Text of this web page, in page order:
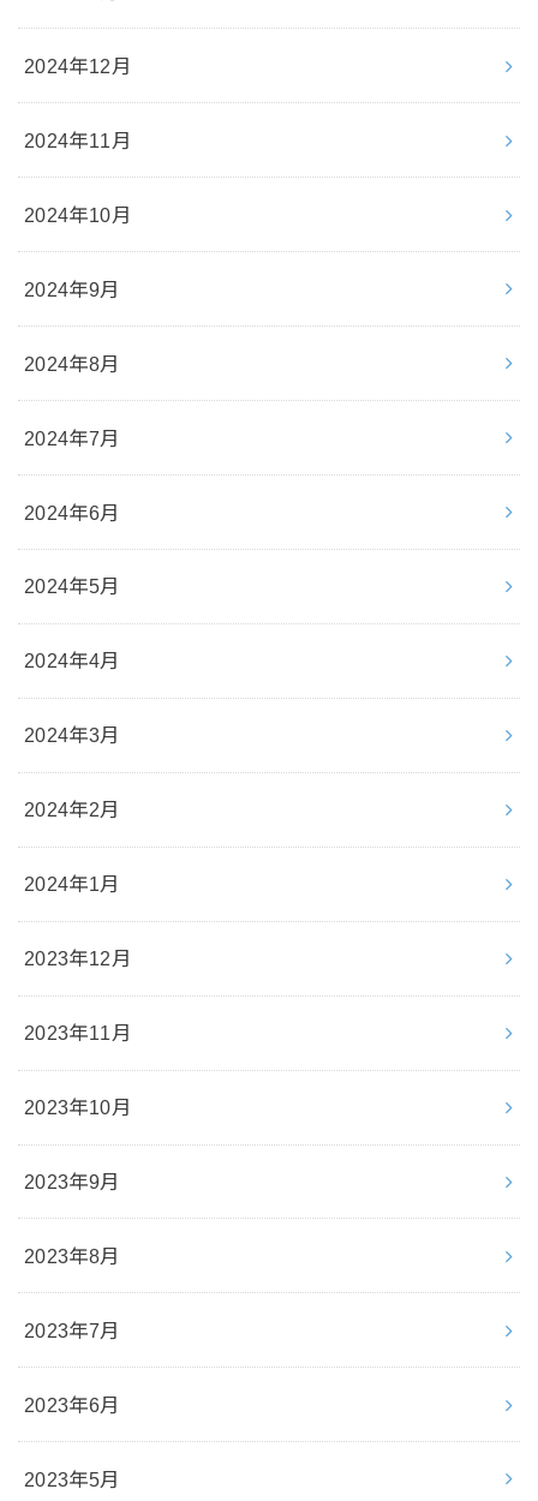
2024年12月
2024年11月
2024年10月
2024年9月
2024年8月
2024年7月
2024年6月
2024年5月
2024年4月
2024年3月
2024年2月
2024年1月
2023年12月
2023年11月
2023年10月
2023年9月
2023年8月
2023年7月
2023年6月
2023年5月